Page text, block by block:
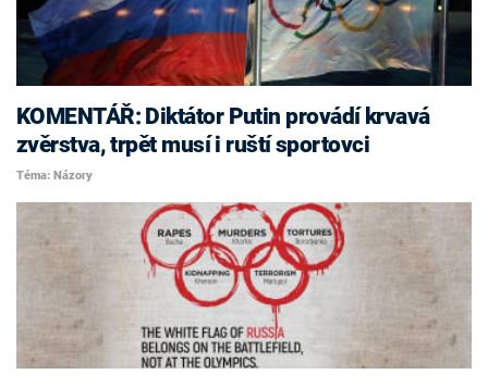
KOMENTÁŘ: Diktátor Putin provádí krvavá
zvěrstva, trpět musí i ruští sportovci
Téma: Názory